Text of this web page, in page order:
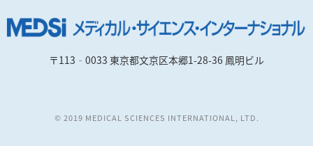
〒113‐0033 東京都文京区本郷1-28-36 鳳明ビル
© 2019 MEDICAL SCIENCES INTERNATIONAL, LTD.